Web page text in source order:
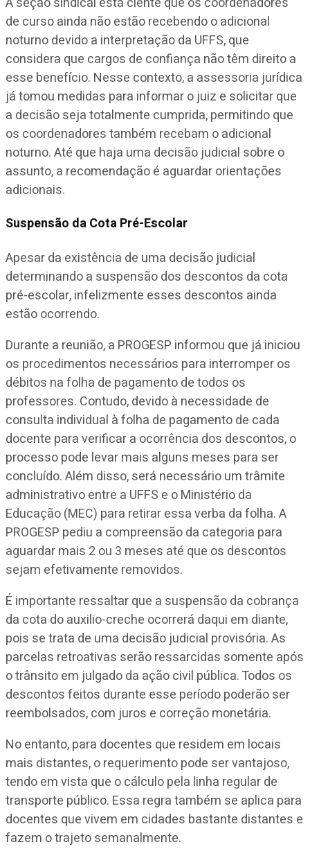
de curso ainda não estão recebendo o adicional
noturno devido a interpretação da UFFS, que
considera que cargos de confiança não têm direito a
esse benefício. Nesse contexto, a assessoria jurídica
já tomou medidas para informar o juiz e solicitar que
a decisão seja totalmente cumprida, permitindo que
os coordenadores também recebam o adicional
noturno. Até que haja uma decisão judicial sobre o
assunto, a recomendação é aguardar orientações
adicionais.
Suspensão da Cota Pré-Escolar
Apesar da existência de uma decisão judicial
determinando a suspensão dos descontos da cota
pré-escolar, infelizmente esses descontos ainda
estão ocorrendo.
Durante a reunião, a PROGESP informou que já iniciou
os procedimentos necessários para interromper os
débitos na folha de pagamento de todos os
professores. Contudo, devido à necessidade de
consulta individual à folha de pagamento de cada
docente para verificar a ocorrência dos descontos, o
processo pode levar mais alguns meses para ser
concluído. Além disso, será necessário um trâmite
administrativo entre a UFFS e o Ministério da
Educação (MEC) para retirar essa verba da folha. A
PROGESP pediu a compreensão da categoria para
aguardar mais 2 ou 3 meses até que os descontos
sejam efetivamente removidos.
É importante ressaltar que a suspensão da cobrança
da cota do auxilio-creche ocorrerá daqui em diante,
pois se trata de uma decisão judicial provisória. As
parcelas retroativas serão ressarcidas somente após
o trânsito em julgado da ação civil pública. Todos os
descontos feitos durante esse período poderão ser
reembolsados, com juros e correção monetária.
No entanto, para docentes que residem em locais
mais distantes, o requerimento pode ser vantajoso,
tendo em vista que o cálculo pela linha regular de
transporte público. Essa regra também se aplica para
docentes que vivem em cidades bastante distantes e
fazem o trajeto semanalmente.